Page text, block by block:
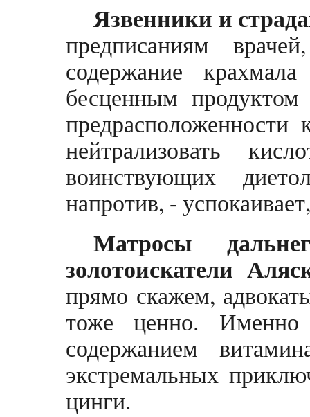
Язвенники и
предписаниям
содержание
бесценным
нейтрализовать
воинствующих
напротив, -
Матросы
золотоискатели
прямо скажем,
тоже ценно.
содержанием
экстремальных
цинги.